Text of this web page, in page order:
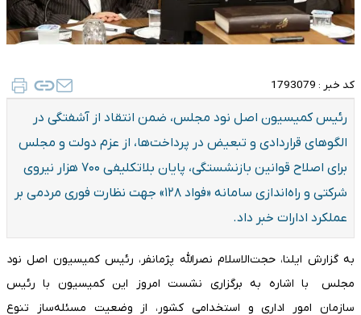
کد خبر : 1793079
رئیس کمیسیون اصل نود مجلس، ضمن انتقاد از آشفتگی در
الگو‌های قراردادی و تبعیض در پرداخت‌ها، از عزم دولت و مجلس
برای اصلاح قوانین بازنشستگی، پایان بلاتکلیفی ۷۰۰ هزار نیروی
شرکتی و راه‌اندازی سامانه «فواد ۱۲۸» جهت نظارت فوری مردمی بر
عملکرد ادارات خبر داد.
به گزارش ایلنا، حجت‌الاسلام نصرالله پژمانفر، رئیس کمیسیون اصل نود
مجلس با اشاره به برگزاری نشست امروز این کمیسیون با رئیس
سازمان امور اداری و استخدامی کشور، از وضعیت مسئله‌ساز تنوع